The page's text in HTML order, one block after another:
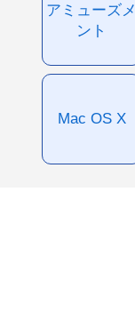
アミューズメ
ント
Mac OS X